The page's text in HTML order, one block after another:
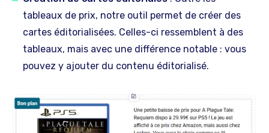
tableaux de prix, notre outil permet de créer des
cartes éditorialisées. Celles-ci ressemblent à des
tableaux, mais avec une différence notable : vous
pouvez y ajouter du contenu éditorialisé.